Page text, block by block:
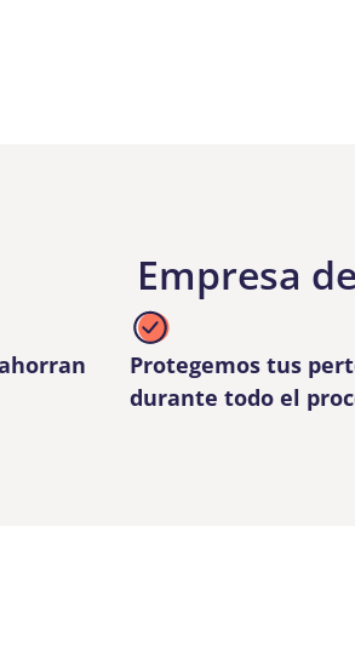
Empresa
Protegemos tus
durante todo el